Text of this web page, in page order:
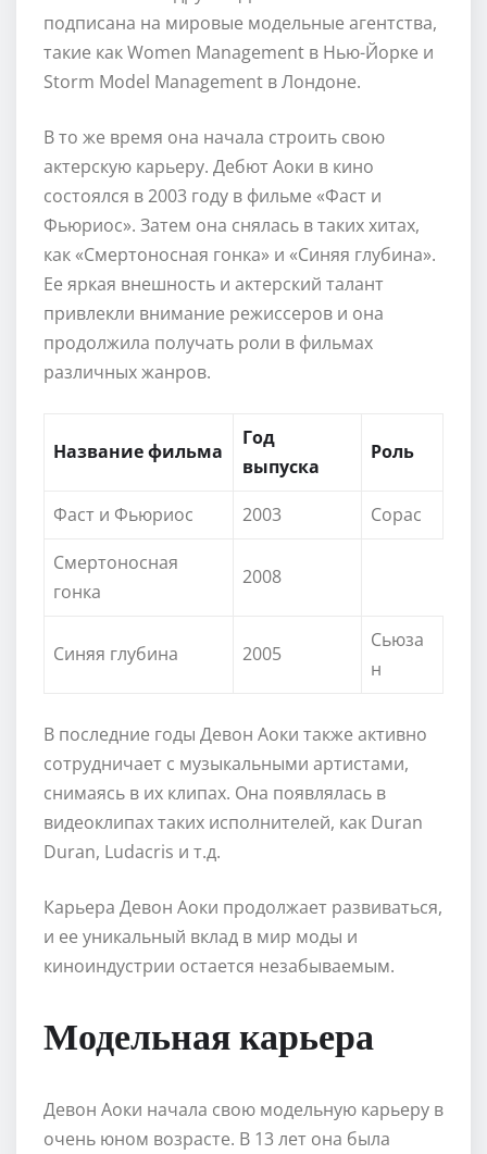
подписана на мировые модельные агентства,
такие как Women Management в Нью-Йорке и
Storm Model Management в Лондоне.
В то же время она начала строить свою
актерскую карьеру. Дебют Аоки в кино
состоялся в 2003 году в фильме «Фаст и
Фьюриос». Затем она снялась в таких хитах,
как «Смертоносная гонка» и «Синяя глубина».
Ее яркая внешность и актерский талант
привлекли внимание режиссеров и она
продолжила получать роли в фильмах
различных жанров.
Название фильма
Год
выпуска
Роль
Фаст и Фьюриос 2003
Сорас
Смертоносная
гонка
2008
Синяя глубина 2005
Сьюза
н
В последние годы Девон Аоки также активно
сотрудничает с музыкальными артистами,
снимаясь в их клипах. Она появлялась в
видеоклипах таких исполнителей, как Duran
Duran, Ludacris и т.д.
Карьера Девон Аоки продолжает развиваться,
и ее уникальный вклад в мир моды и
киноиндустрии остается незабываемым.
Модельная карьера
Девон Аоки начала свою модельную карьеру в
очень юном возрасте. В 13 лет она была